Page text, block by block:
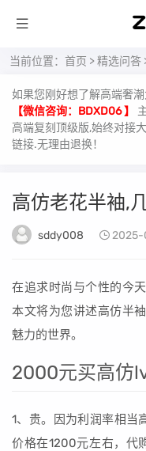
当前位置： 首页 >精选问答
如果您刚好想了解高端奢
【微信咨询：BDXD06 】
高端复刻顶级版,始终对接
链接.无理由退换！
高仿老花半袖,
sddy008 2025-
在追求时尚与个性的今
本文将为您讲述高仿半
魅力的世界。
2000元买高仿
1、贵。因为利润率相当
价格在1200元左右，代